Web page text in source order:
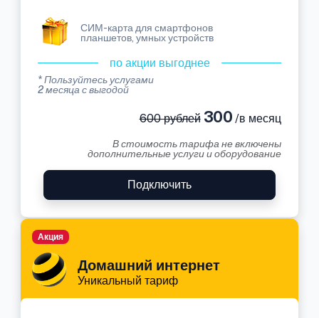
СИМ-карта для смартфонов
планшетов, умных устройств
по акции выгоднее
* Пользуйтесь услугами
2 месяца с выгодой
600 рублей300 /в месяц
В стоимость тарифа не включены
дополнительные услуги и оборудование
Подключить
Домашний интернет
Уникальный тариф
Акция